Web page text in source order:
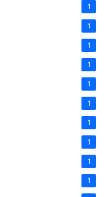
1
1
1
1
1
1
1
1
1
1